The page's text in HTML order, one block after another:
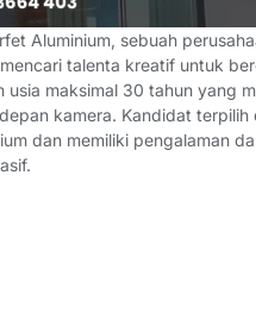
Aluminium, sebuah
talenta kreatif untuk
maksimal 30 tahun yang
kamera. Kandidat
dan memiliki pengalaman